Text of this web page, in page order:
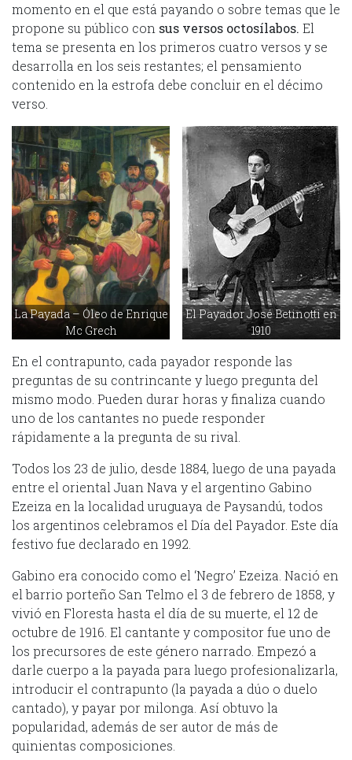
momento en el que está payando o sobre temas que le
propone su público con sus versos octosílabos. El
tema se presenta en los primeros cuatro versos y se
desarrolla en los seis restantes; el pensamiento
contenido en la estrofa debe concluir en el décimo
verso.
La Payada – Óleo de Enrique
Mc Grech
El Payador José Betinotti en
1910
En el contrapunto, cada payador responde las
preguntas de su contrincante y luego pregunta del
mismo modo. Pueden durar horas y finaliza cuando
uno de los cantantes no puede responder
rápidamente a la pregunta de su rival.
Todos los 23 de julio, desde 1884, luego de una payada
entre el oriental Juan Nava y el argentino Gabino
Ezeiza en la localidad uruguaya de Paysandú, todos
los argentinos celebramos el Día del Payador. Este día
festivo fue declarado en 1992.
Gabino era conocido como el ‘Negro’ Ezeiza. Nació en
el barrio porteño San Telmo el 3 de febrero de 1858, y
vivió en Floresta hasta el día de su muerte, el 12 de
octubre de 1916. El cantante y compositor fue uno de
los precursores de este género narrado. Empezó a
darle cuerpo a la payada para luego profesionalizarla,
introducir el contrapunto (la payada a dúo o duelo
cantado), y payar por milonga. Así obtuvo la
popularidad, además de ser autor de más de
quinientas composiciones.